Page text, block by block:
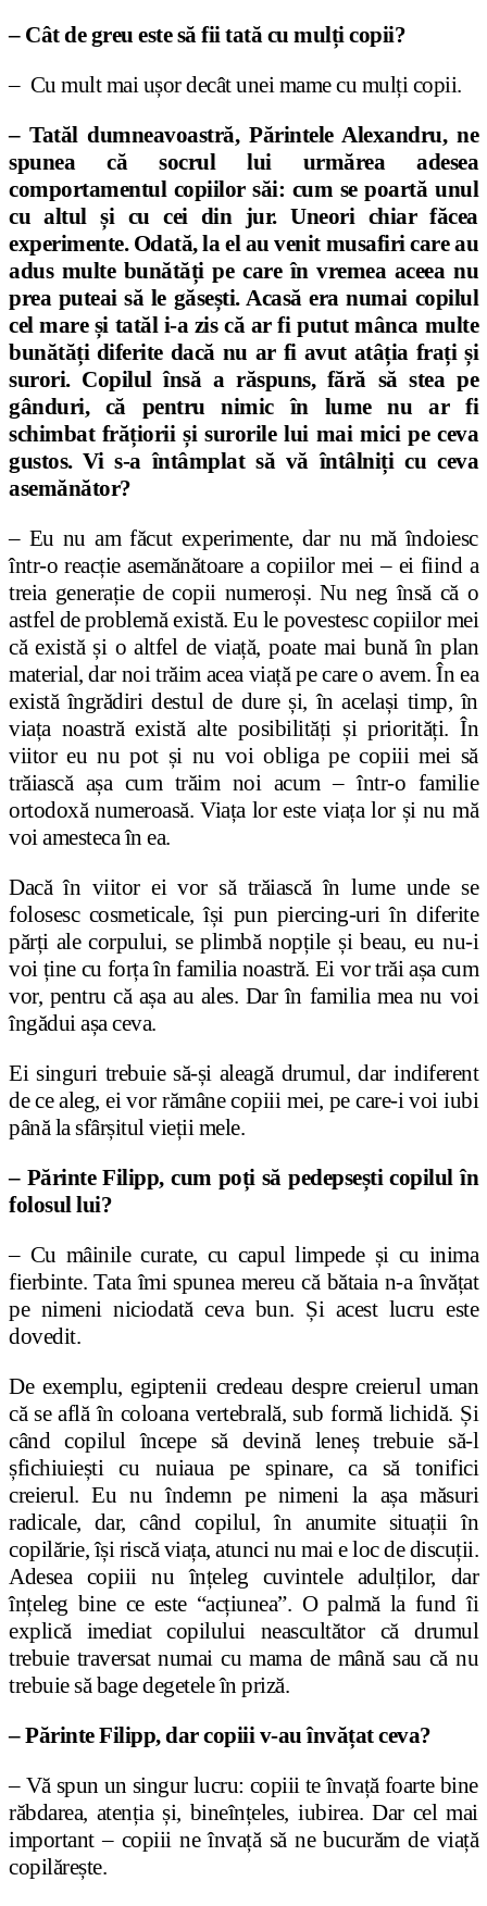
– Cât de greu este să fii tată cu mulți copii?
– Cu mult mai ușor decât unei mame cu mulți copii.
– Tatăl dumneavoastră, Părintele Alexandru, ne
spunea că socrul lui urmărea adesea
comportamentul copiilor săi: cum se poartă unul
cu altul și cu cei din jur. Uneori chiar făcea
experimente. Odată, la el au venit musafiri care au
adus multe bunătăți pe care în vremea aceea nu
prea puteai să le găsești. Acasă era numai copilul
cel mare și tatăl i-a zis că ar fi putut mânca multe
bunătăți diferite dacă nu ar fi avut atâția frați și
surori. Copilul însă a răspuns, fără să stea pe
gânduri, că pentru nimic în lume nu ar fi
schimbat frățiorii și surorile lui mai mici pe ceva
gustos. Vi s-a întâmplat să vă întâlniți cu ceva
asemănător?
– Eu nu am făcut experimente, dar nu mă îndoiesc
într-o reacție asemănătoare a copiilor mei – ei fiind a
treia generație de copii numeroși. Nu neg însă că o
astfel de problemă există. Eu le povestesc copiilor mei
că există și o altfel de viață, poate mai bună în plan
material, dar noi trăim acea viață pe care o avem. În ea
există îngrădiri destul de dure și, în același timp, în
viața noastră există alte posibilități și priorități. În
viitor eu nu pot și nu voi obliga pe copiii mei să
trăiască așa cum trăim noi acum – într-o familie
ortodoxă numeroasă. Viața lor este viața lor și nu mă
voi amesteca în ea.
Dacă în viitor ei vor să trăiască în lume unde se
folosesc cosmeticale, își pun piercing-uri în diferite
părți ale corpului, se plimbă nopțile și beau, eu nu-i
voi ține cu forța în familia noastră. Ei vor trăi așa cum
vor, pentru că așa au ales. Dar în familia mea nu voi
îngădui așa ceva.
Ei singuri trebuie să-și aleagă drumul, dar indiferent
de ce aleg, ei vor rămâne copiii mei, pe care-i voi iubi
până la sfârșitul vieții mele.
– Părinte Filipp, cum poți să pedepsești copilul în
folosul lui?
– Cu mâinile curate, cu capul limpede și cu inima
fierbinte. Tata îmi spunea mereu că bătaia n-a învățat
pe nimeni niciodată ceva bun. Și acest lucru este
dovedit.
De exemplu, egiptenii credeau despre creierul uman
că se află în coloana vertebrală, sub formă lichidă. Și
când copilul începe să devină leneș trebuie să-l
șfichiuiești cu nuiaua pe spinare, ca să tonifici
creierul. Eu nu îndemn pe nimeni la așa măsuri
radicale, dar, când copilul, în anumite situații în
copilărie, își riscă viața, atunci nu mai e loc de discuții.
Adesea copiii nu înțeleg cuvintele adulților, dar
înțeleg bine ce este “acțiunea”. O palmă la fund îi
explică imediat copilului neascultător că drumul
trebuie traversat numai cu mama de mână sau că nu
trebuie să bage degetele în priză.
– Părinte Filipp, dar copiii v-au învățat ceva?
– Vă spun un singur lucru: copiii te învață foarte bine
răbdarea, atenția și, bineînțeles, iubirea. Dar cel mai
important – copiii ne învață să ne bucurăm de viață
copilărește.